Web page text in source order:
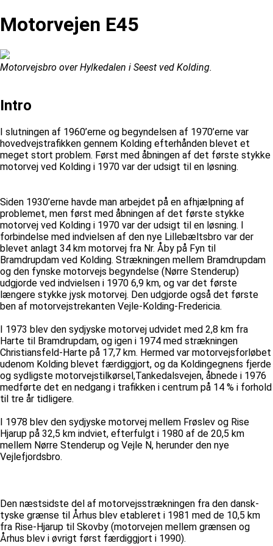
Motorvejen E45
Motorvejsbro over Hylkedalen i Seest ved Kolding.
Intro
I slutningen af 1960’erne og begyndelsen af 1970’erne var
hovedvejstrafikken gennem Kolding efterhånden blevet et
meget stort problem. Først med åbningen af det første stykke
motorvej ved Kolding i 1970 var der udsigt til en løsning.
Siden 1930’erne havde man arbejdet på en afhjælpning af
problemet, men først med åbningen af det første stykke
motorvej ved Kolding i 1970 var der udsigt til en løsning. I
forbindelse med indvielsen af den nye Lillebæltsbro var der
blevet anlagt 34 km motorvej fra Nr. Åby på Fyn til
Bramdrupdam ved Kolding. Strækningen mellem Bramdrupdam
og den fynske motorvejs begyndelse (Nørre Stenderup)
udgjorde ved indvielsen i 1970 6,9 km, og var det første
længere stykke jysk motorvej. Den udgjorde også det første
ben af motorvejstrekanten Vejle-Kolding-Fredericia.
I 1973 blev den sydjyske motorvej udvidet med 2,8 km fra
Harte til Bramdrupdam, og igen i 1974 med strækningen
Christiansfeld-Harte på 17,7 km. Hermed var motorvejsforløbet
udenom Kolding blevet færdiggjort, og da Koldingegnens fjerde
og sydligste motorvejstilkørsel,Tankedalsvejen, åbnede i 1976
medførte det en nedgang i trafikken i centrum på 14 % i forhold
til tre år tidligere.
I 1978 blev den sydjyske motorvej mellem Frøslev og Rise
Hjarup på 32,5 km indviet, efterfulgt i 1980 af de 20,5 km
mellem Nørre Stenderup og Vejle N, herunder den nye
Vejlefjordsbro.
Den næstsidste del af motorvejsstrækningen fra den dansk-
tyske grænse til Århus blev etableret i 1981 med de 10,5 km
fra Rise-Hjarup til Skovby (motorvejen mellem grænsen og
Århus blev i øvrigt først færdiggjort i 1990).